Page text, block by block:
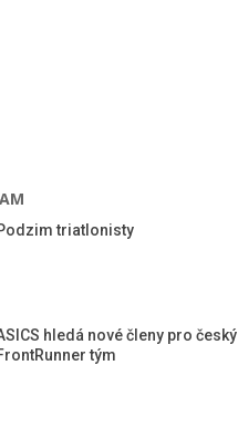
triatlonisty
hledá nové členy pro český
tým